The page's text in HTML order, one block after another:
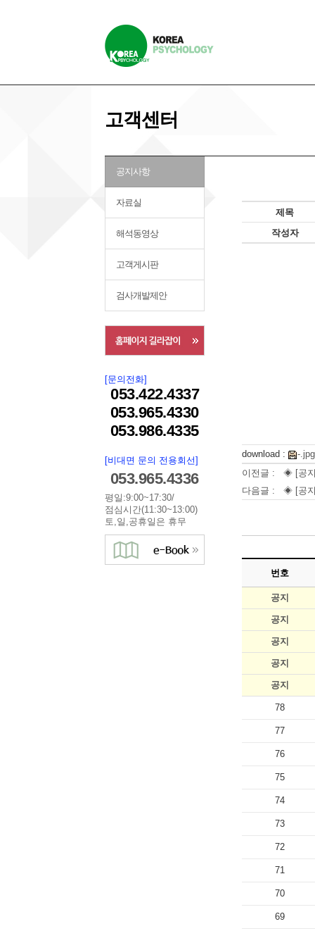
고객센터
공지사항
자료실
해석동영상
고객게시판
검사개발제안
[문의전화]
053.422.4337
053.965.4330
053.986.4335
[비대면 문의 전용회선]
053.965.4336
평일:9:00~17:30/
점심시간(11:30~13:00)
토,일,공휴일은 휴무
제목
작성자
download :
-.jpg
이전글 : ◈ [공
다음글 : ◈ [공
번호
공지
공지
공지
공지
공지
78
77
76
75
74
73
72
71
70
69